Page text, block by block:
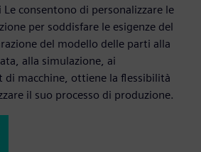
consentono di personalizzare le
per soddisfare le esigenze del
del modello delle parti alla
alla simulazione, ai
di macchine, ottiene la flessibilità
il suo processo di produzione.